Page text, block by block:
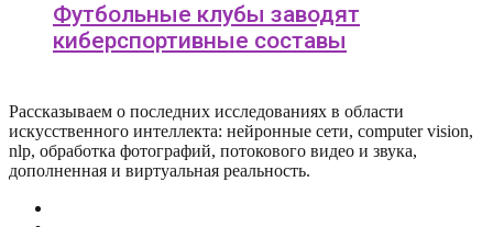
Футбольные клубы заводят
киберспортивные составы
Рассказываем о последних исследованиях в области
искусcтвенного интеллекта: нейронные сети, computer vision,
nlp, обработка фотографий, потокового видео и звука,
дополненная и виртуальная реальность.